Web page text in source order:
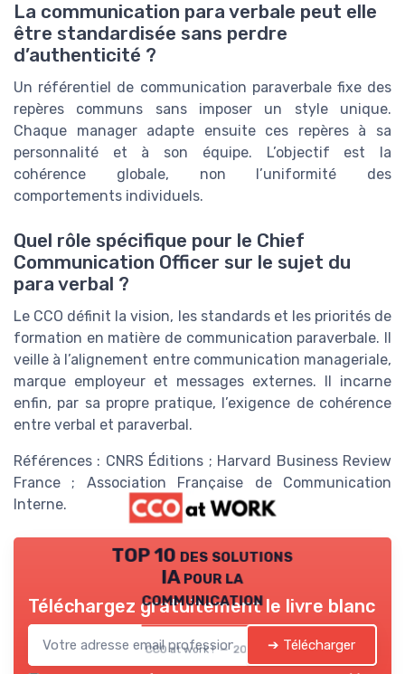
La communication para verbale peut elle
être standardisée sans perdre
d’authenticité ?
Un référentiel de communication paraverbale fixe des
repères communs sans imposer un style unique.
Chaque manager adapte ensuite ces repères à sa
personnalité et à son équipe. L’objectif est la
cohérence globale, non l’uniformité des
comportements individuels.
Quel rôle spécifique pour le Chief
Communication Officer sur le sujet du
para verbal ?
Le CCO définit la vision, les standards et les priorités de
formation en matière de communication paraverbale. Il
veille à l’alignement entre communication manageriale,
marque employeur et messages externes. Il incarne
enfin, par sa propre pratique, l’exigence de cohérence
entre verbal et paraverbal.
Références : CNRS Éditions ; Harvard Business Review
France ; Association Française de Communication
Interne.
TOP 10 des solutions
IA pour la
communication
CCO at work ! — 2026
Téléchargez gratuitement le livre blanc
➔ Télécharger